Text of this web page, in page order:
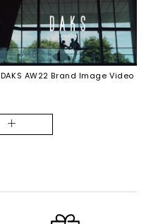
DAKS AW22 Brand Image Video